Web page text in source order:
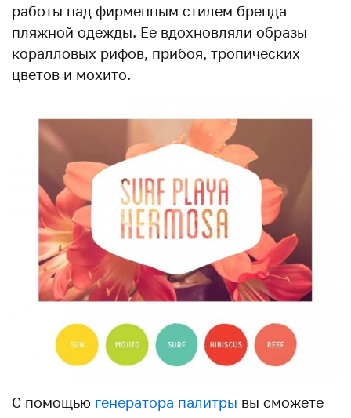
работы над фирменным стилем бренда
пляжной одежды. Ее вдохновляли образы
коралловых рифов, прибоя, тропических
цветов и мохито.
С помощью генератора палитры вы сможете